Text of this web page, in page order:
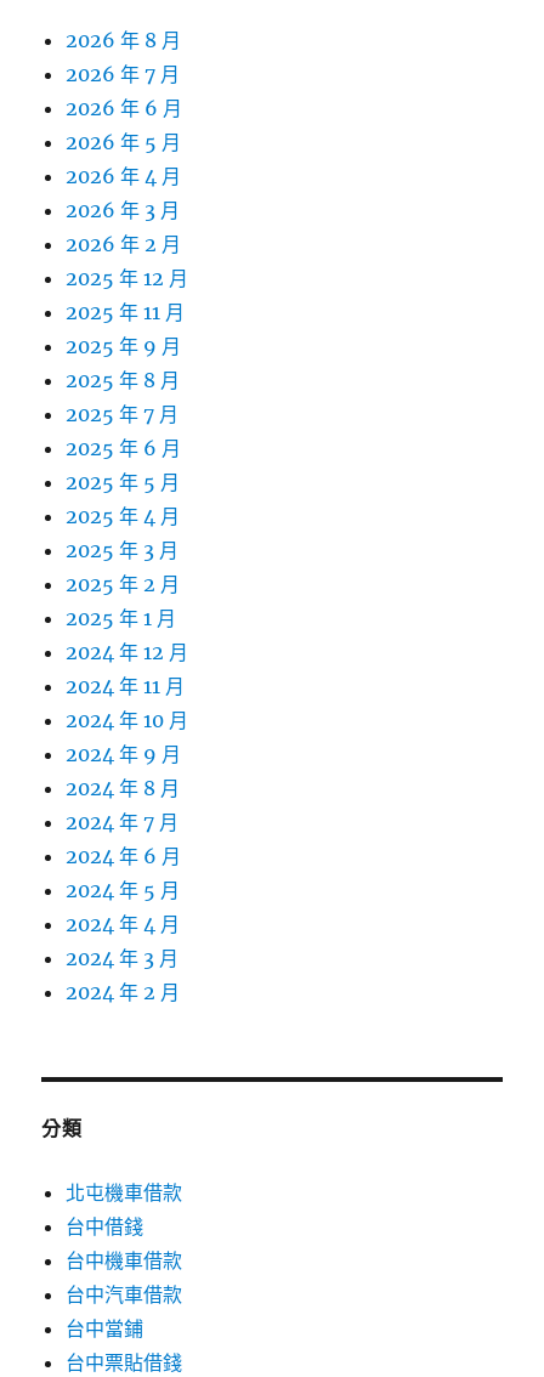
2026 年 8 月
2026 年 7 月
2026 年 6 月
2026 年 5 月
2026 年 4 月
2026 年 3 月
2026 年 2 月
2025 年 12 月
2025 年 11 月
2025 年 9 月
2025 年 8 月
2025 年 7 月
2025 年 6 月
2025 年 5 月
2025 年 4 月
2025 年 3 月
2025 年 2 月
2025 年 1 月
2024 年 12 月
2024 年 11 月
2024 年 10 月
2024 年 9 月
2024 年 8 月
2024 年 7 月
2024 年 6 月
2024 年 5 月
2024 年 4 月
2024 年 3 月
2024 年 2 月
分類
北屯機車借款
台中借錢
台中機車借款
台中汽車借款
台中當鋪
台中票貼借錢